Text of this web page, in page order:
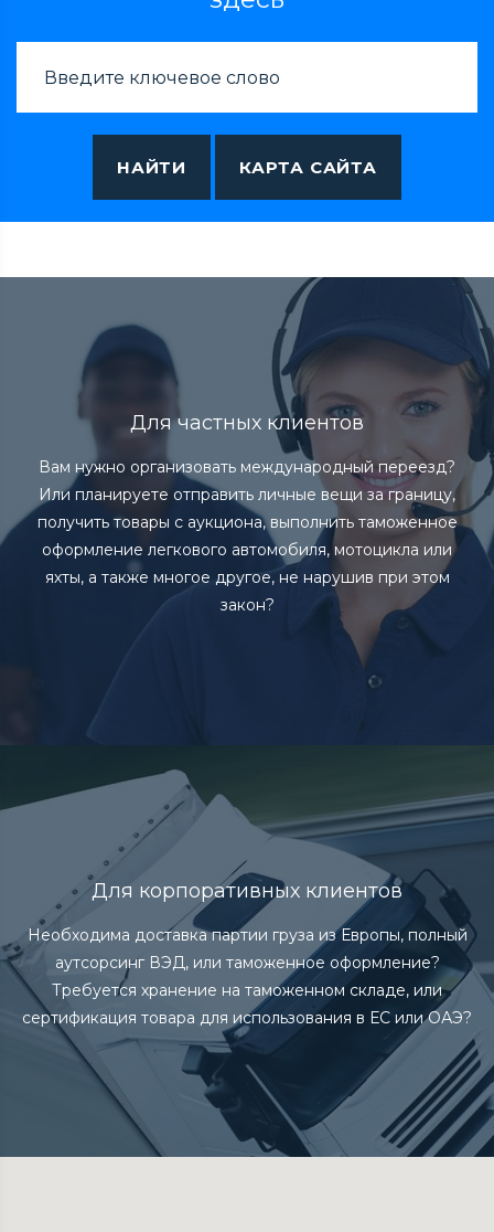
НАЙТИ КАРТА САЙТА
Для частных клиентов
Вам нужно организовать международный переезд?
Или планируете отправить личные вещи за границу,
получить товары с аукциона, выполнить таможенное
оформление легкового автомобиля, мотоцикла или
яхты, а также многое другое, не нарушив при этом
закон?
Для корпоративных клиентов
Необходима доставка партии груза из Европы, полный
аутсорсинг ВЭД, или таможенное оформление?
Требуется хранение на таможенном складе, или
сертификация товара для использования в ЕС или ОАЭ?